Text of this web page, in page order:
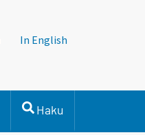
In English
Haku